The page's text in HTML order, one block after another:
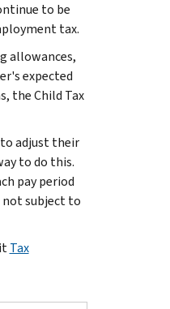
to be
tax.
allowances,
expected
the Child Tax
adjust their
to do this.
pay period
not subject to
Tax